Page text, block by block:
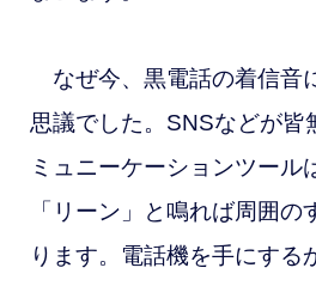
なぜ今、黒電話の着信音
思議でした。SNSなどが皆
ミュニーケーションツール
「リーン」と鳴れば周囲の
ります。電話機を手にする